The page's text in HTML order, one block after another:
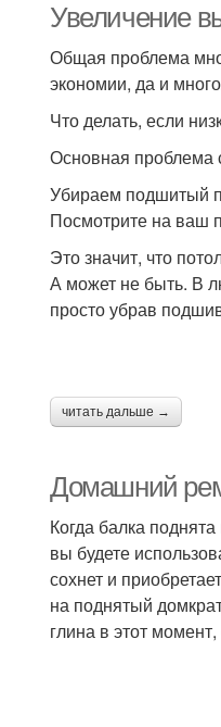
Увеличение
Общая проблема
экономии, да и
Что делать, если
Основная проблема
Убираем подшитый
Посмотрите на ваш
Это значит, что
А может не быть. В
просто убрав
читать дальше →
Домашний
Когда балка
вы будете
сохнет и
на поднятый
глина в этот